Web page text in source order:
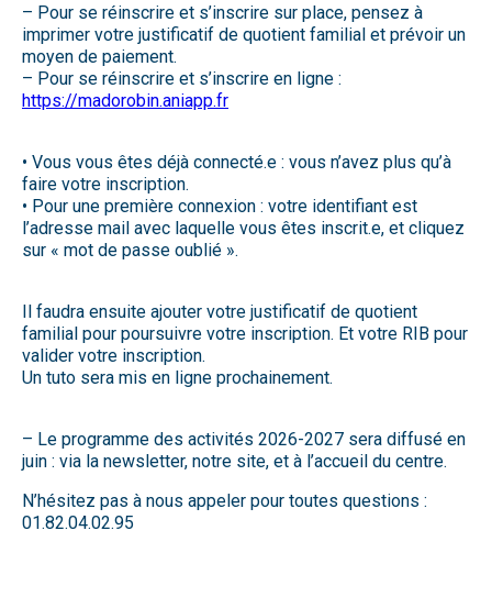
– Pour se réinscrire et s’inscrire sur place, pensez à
imprimer votre justificatif de quotient familial et prévoir un
moyen de paiement.
– Pour se réinscrire et s’inscrire en ligne :
https://madorobin.aniapp.fr
• Vous vous êtes déjà connecté.e : vous n’avez plus qu’à
faire votre inscription.
• Pour une première connexion : votre identifiant est
l’adresse mail avec laquelle vous êtes inscrit.e, et cliquez
sur « mot de passe oublié ».
Il faudra ensuite ajouter votre justificatif de quotient
familial pour poursuivre votre inscription. Et votre RIB pour
valider votre inscription.
Un tuto sera mis en ligne prochainement.
– Le programme des activités 2026-2027 sera diffusé en
juin : via la newsletter, notre site, et à l’accueil du centre.
N’hésitez pas à nous appeler pour toutes questions :
01.82.04.02.95